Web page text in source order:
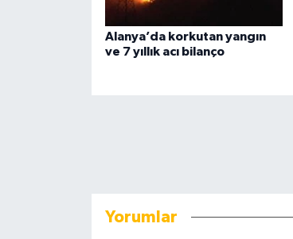
Alanya’da korkutan yangın
ve 7 yıllık acı bilanço
Yorumlar